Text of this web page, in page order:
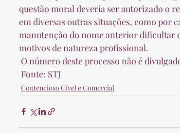
questão moral deveria ser autorizado o
em diversas outras situações, como por
manutenção do nome anterior dificultar
motivos de natureza profissional.
O número deste processo não é
Fonte: STJ
Contencioso Cível e Comercial